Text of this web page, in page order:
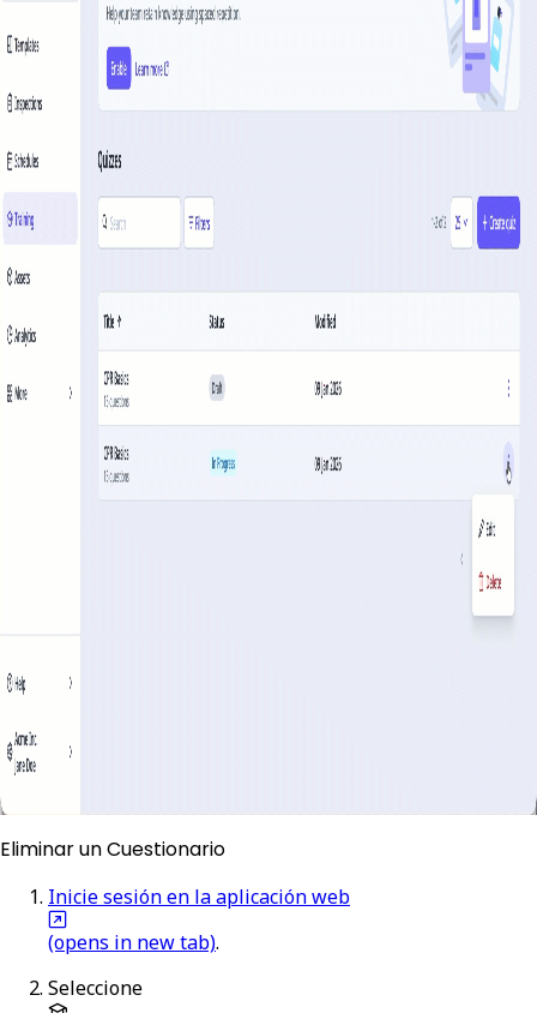
Eliminar un Cuestionario
Inicie sesión en la aplicación web
(opens in new tab).
Seleccione